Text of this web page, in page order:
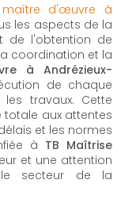
maître d'œuvre à
les aspects de la
de l'obtention de
coordination et la
à Andrézieux-
de chaque
travaux. Cette
aux attentes
et les normes
à TB Maîtrise
et une attention
secteur de la